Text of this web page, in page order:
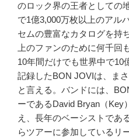
のロック界の王者としての
で1億3,000万枚以上のアル
セムの豊富なカタログを持
上のファンのために何千回
10年間だけでも世界中で10
記録したBON JOVIは、ま
と言える。バンドには、
ーであるDavid Bryan（Key
え、長年のベーシストであ
らツアーに参加しているリ